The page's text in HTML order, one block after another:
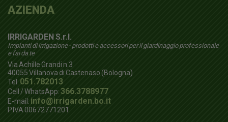
AZIENDA
IRRIGARDEN S.r.l.
Impianti di irrigazione - prodotti e accessori per il giardinaggio professionale
e fai da te
Via Achille Grandi n.3
40055Villanova di Castenaso (Bologna)
Tel. 051.782013
Cell / WhatsApp:366.3788977
E-mail: info@irrigarden.bo.it
P.IVA 00672771201